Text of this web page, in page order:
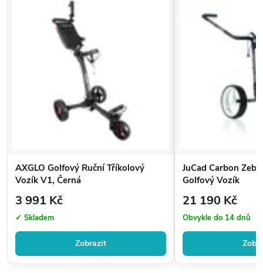
AXGLO Golfový Ruční Tříkolový
Vozík V1, Černá
3 991 Kč
✓ Skladem
Zobrazit
JuCad Carbon
Golfový Vozík
21 190 Kč
Obvykle do 14 dnů